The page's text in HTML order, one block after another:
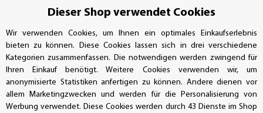
AUFKLEBERDEALER STORE
Handwerkerring 1, D-39326 Wolmirstedt
Bestellungen/Support: +49 (0)39-201-28-98-10
Buchhaltung: +49 (0)39-201-28-98-17
Dieser Shop verwendet Cookies
Wir verwenden Cookies, um Ihnen ein optimales Einkaufserlebnis
bieten zu können. Diese Cookies lassen sich in drei verschiedene
Kategorien zusammenfassen. Die notwendigen werden zwingend für
Ihren Einkauf benötigt. Weitere Cookies verwenden wir, um
anonymisierte Statistiken anfertigen zu können. Andere dienen vor
allem Marketingzwecken und werden für die Personalisierung von
Werbung verwendet. Diese Cookies werden durch 43 Dienste im Shop